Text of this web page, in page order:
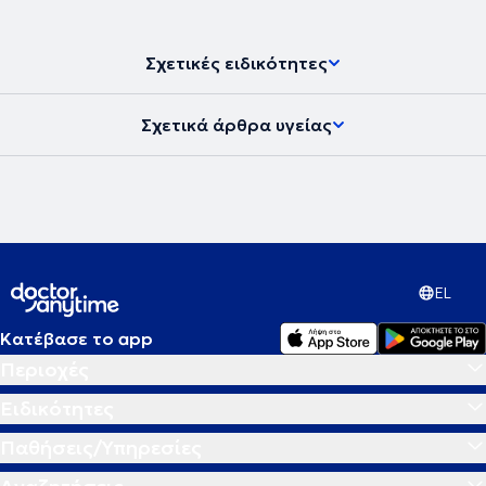
Πρόγραμμα "Ενδαγγειακές Τεχνικές" είναι προσκεκλημένος
Καθηγητής, παρουσιάζοντας ότι νεώτερο υπάρχει από κλινικές
μελέτες και ενδιαφέροντα περιστατικά σχετικά με την Ενδαγγειακή
Σχετικές ειδικότητες
Σχετικά άρθρα υγείας
EL
Κατέβασε το app